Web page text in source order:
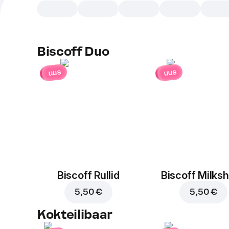
Biscoff Duo
uus
Biscoff Rullid
5,50 €
uus
Biscoff
5,50 €
Kokteilibaar